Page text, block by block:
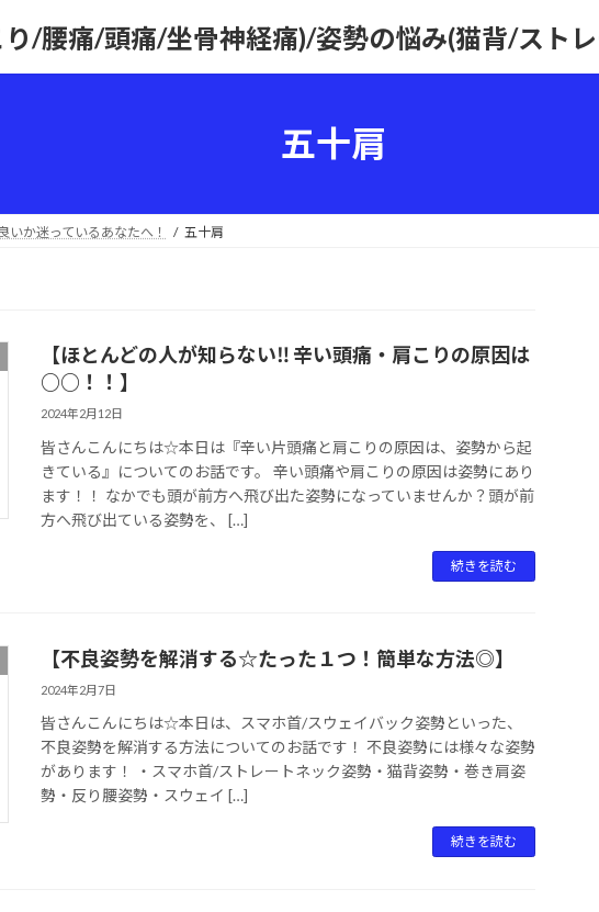
/腰痛/頭痛/坐骨神経痛)/姿勢の悩み(猫背/スト
五十肩
いか迷っているあなたへ！ 五十肩
【ほとんどの人が知らない‼ 辛い頭痛・肩こりの原因は
○○！！】
2024年2月12日
皆さんこんにちは☆本日は『辛い片頭痛と肩こりの原因は、姿勢から起
きている』についてのお話です。 辛い頭痛や肩こりの原因は姿勢にあり
ます！！ なかでも頭が前方へ飛び出た姿勢になっていませんか？頭が前
方へ飛び出ている姿勢を、 […]
続きを読む
【不良姿勢を解消する☆たった１つ！簡単な方法◎】
2024年2月7日
皆さんこんにちは☆本日は、スマホ首/スウェイバック姿勢といった、
不良姿勢を解消する方法についてのお話です！ 不良姿勢には様々な姿勢
があります！ ・スマホ首/ストレートネック姿勢・猫背姿勢・巻き肩姿
勢・反り腰姿勢・スウェイ […]
続きを読む